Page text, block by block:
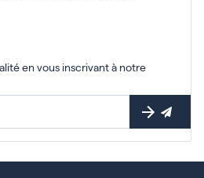
en vous inscrivant à notre